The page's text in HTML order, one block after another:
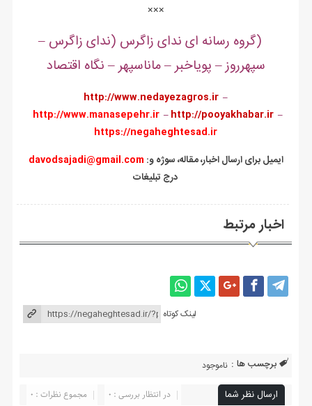
×××
(گروه رسانه ای ندای زاگرس (ندای زاگرس –
سپهرروز – پویاخبر – ماناسپهر – نگاه اقتصاد
http://www.nedayezagros.ir –
http://www.manasepehr.ir –http://pooyakhabar.ir –
https://negaheghtesad.ir
davodsajadi@gmail.com :ایمیل برای ارسال اخبار، مقاله، سوژه و
درج تبلیغات
اخبار مرتبط
لینک کوتاه
برچسب ها : ناموجود
ارسال نظر شما مجموع نظرات : 0 در انتظار بررسی : 0